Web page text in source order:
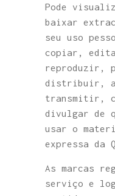
Pode
baixar
seu uso
copiar,
reproduzir,
distribuir,
transmitir,
divulgar de
usar o
expressa da
As marcas
serviço e